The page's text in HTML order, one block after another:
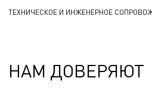
ТЕХНИЧЕСКОЕ И ИНЖЕНЕРНОЕ
НАМ ДОВЕРЯЮТ